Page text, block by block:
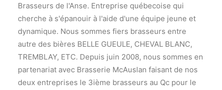
Brasseurs de l'Anse. Entreprise québecoise qui
cherche à s'épanouir à l'aide d'une équipe jeune et
dynamique. Nous sommes fiers brasseurs entre
autre des bières BELLE GUEULE, CHEVAL BLANC,
TREMBLAY, ETC. Depuis juin 2008, nous sommes en
partenariat avec Brasserie McAuslan faisant de nos
deux entreprises le 3ième brasseurs au Qc pour le